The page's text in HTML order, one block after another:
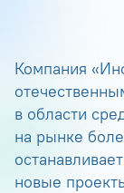
Компания
в области
на рынке
новые